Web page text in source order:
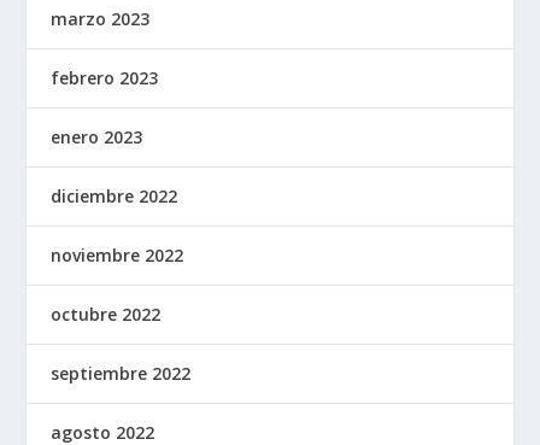
marzo 2023
febrero 2023
enero 2023
diciembre 2022
noviembre 2022
octubre 2022
septiembre 2022
agosto 2022